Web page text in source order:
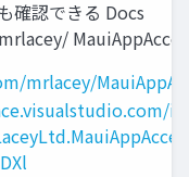
確認できる Docs
mrlacey/